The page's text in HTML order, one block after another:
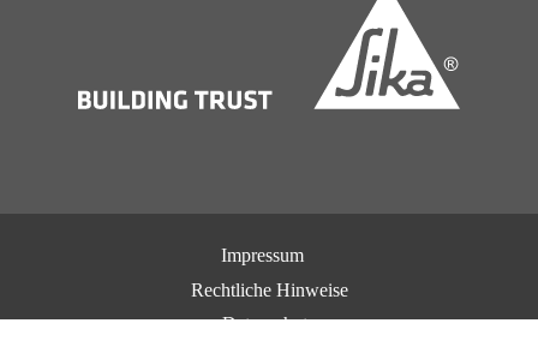
Impressum
Rechtliche Hinweise
Datenschutz